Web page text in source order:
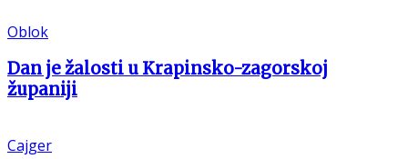
Oblok
Dan je žalosti u Krapinsko-zagorskoj
županiji
Cajger